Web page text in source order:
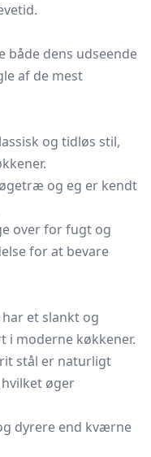
både dens udseende
af de mest
og tidløs stil,
og eg er kendt
over for fugt og
for at bevare
et slankt og
i moderne køkkener.
stål er naturligt
øger
dyrere end kværne